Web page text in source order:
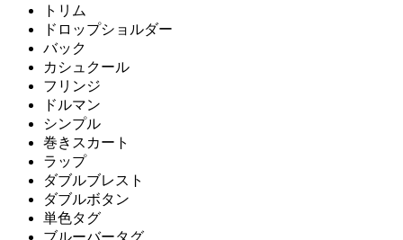
トリム
ドロップショルダー
バック
カシュクール
フリンジ
ドルマン
シンプル
巻きスカート
ラップ
ダブルブレスト
ダブルボタン
単色タグ
ブルーバータグ